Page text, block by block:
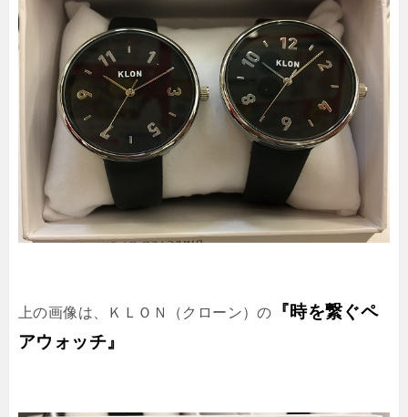
上の画像は、ＫＬＯＮ（クローン）の
『時を繋ぐペ
アウォッチ』